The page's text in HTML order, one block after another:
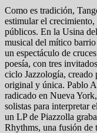
Como es tradición,
estimular el
públicos. En la Usina
musical del mítico
un espectáculo de
poesía, con tres
ciclo Jazzología, creado
original y única. Pablo
radicado en Nueva
solistas para interpretar
un LP de Piazzolla
Rhythms, una fusión de